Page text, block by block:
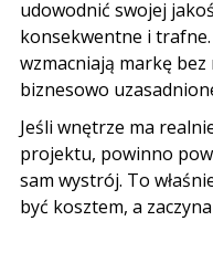
udowodnić swojej
konsekwentne i trafne.
wzmacniają markę
biznesowo
Jeśli wnętrze ma
projektu, powinno
sam wystrój. To
być kosztem, a